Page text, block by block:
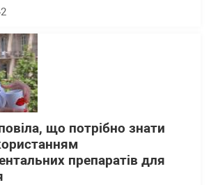
що потрібно знати
препаратів для